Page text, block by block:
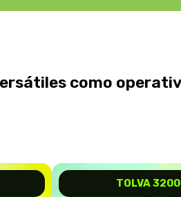
como
TOLVA